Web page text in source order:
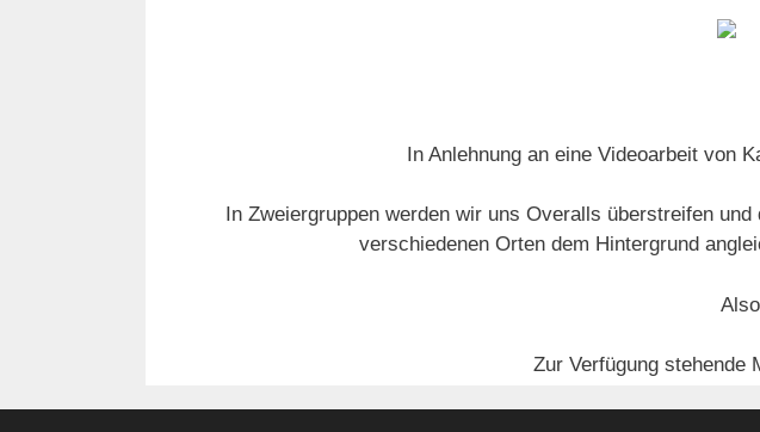
In Anlehnung an eine Videoarbeit von
In Zweiergruppen werden wir uns Overalls überstreifen
verschiedenen Orten dem Hintergrund
Zur Verfügung